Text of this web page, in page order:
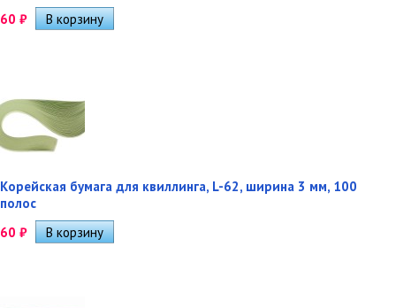
60 ₽
Корейская бумага для квиллинга, L-62, ширина 3 мм, 100
полос
60 ₽